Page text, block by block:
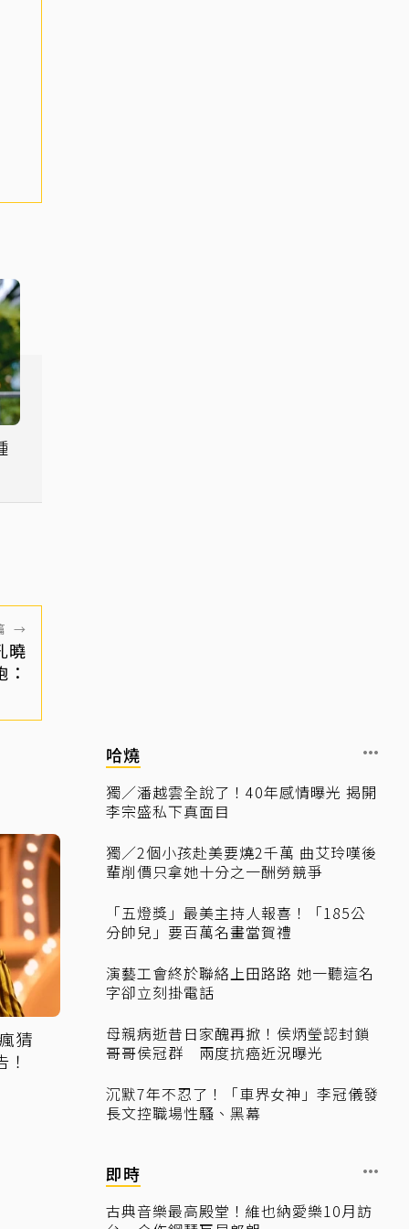
→
曉
猜
哈燒
獨／潘越雲全說了！40年感情曝光 揭開
李宗盛私下真面目
獨／2個小孩赴美要燒2千萬 曲艾玲嘆後
輩削價只拿她十分之一酬勞競爭
「五燈獎」最美主持人報喜！「185公
分帥兒」要百萬名畫當賀禮
演藝工會終於聯絡上田路路 她一聽這名
字卻立刻掛電話
母親病逝昔日家醜再掀！侯炳瑩認封鎖
哥哥侯冠群 兩度抗癌近況曝光
沉默7年不忍了！「車界女神」李冠儀發
長文控職場性騷、黑幕
即時
古典音樂最高殿堂！維也納愛樂10月訪